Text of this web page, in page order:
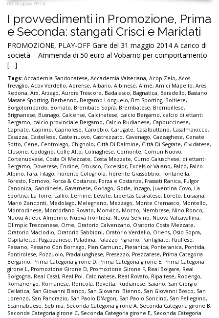
05 Giugno 2014
I provvedimenti in Promozione, Prima
e Seconda: stangati Crisci e Maridati
PROMOZIONE, PLAY-OFF Gare del 31 maggio 2014 A carico di
società – Ammenda di 50 euro al Vobarno per comportamento
[…]
Tags: Accademia Sandonatese, Accademia Valseriana, Acop Zelo, Acos
Treviglio, Acov Verdello, Adrense, Albano, Albinese, Almè, Amici Mapello, Ares
Redona, Arx, Arzago, Aurora Trescore, Badalasco, Bagnatica, Baradello, Basiano
Masate Sporting, Berbenno, Bergamp Longuelo, Bm Sporting, Boltiere,
Borgolombardo, Bornato, Brembate Sopra, Brembatese, Brembillese,
Brignanese, Busnago, Calcense, Calcinatese, calcio Bergamo, calcio dilettanti
Bergamo, calcio provinciale Bergamo, Calcio Rudianese, Cappuccinese,
Capriate, Caprino, Capriolese, Carobbio, Carugate, Casalbuttano, Casalmaiocco,
Casazza, Castellese, Castelnuovo, Castrezzato, Cavenago, Cazzaghese, Cenate
Sotto, Cene, Centrolago, Chignolo, Città Di Dalmine, Città Di Segrate, Cividatese,
Clusone, Codogno, Colle Alto, Colnaghese, Comonte, Comun Nuovo,
Cortenuovese, Costa Di Mezzate, Costa Mezzate, Curno Caluschese, dilettanti
Bergamo, Doverese, Endine, Erbusco, Excelsior, Excelsior Vaiano, Falco, Falco
Albino, Fara, Filago, Fiorente Colognola, Fiorente Grassobbio, Fontanella,
Foresto, Fornovo, Forza & Costanza, Forza e Costanza, Frassati Ranica, Fulgor
Canonica, Gandinese, Gavarnese, Gorlago, Gorle, Inzago, Juventina Covo, La
Sportiva, La Torre, Lallio, Lemine, Levate, Libertas Casiratese, Loreto, Luisiana,
Mario Zanconti, Medolago, Melegnano, Mezzago, Monte Cremasco, Montello,
Montodinese, Montorfano Rovato, Monvico, Mozzo, Nembrese, Nino Ronco,
Nuova Atletic Almenno, Nuova Frontiera, Nuova Selvino, Nuova Valcavallina,
Olimpic Trezzanese, Ome, Oratorio Calvenzano, Oratorio Costa Mezzate,
Oratorio Maclodio, Oratorio Sabbioni, Oratorio Verdello, Oriens, Osio Sopra,
Ospitaletto, Pagazzanese, Paladina, Palazzo Pignano, Pantigliate, Paullese,
Pessano, Pessano Con Bornago, Pian Camuno, Pieranica, Ponteranica, Pontida,
Pontirolese, Pozzuolo, Pradalunghese, Presezzo, Prezzatese, Prima Categoria
Bergamo, Prima Categoria girone D, Prima Categoria girone E, Prima Categoria
girone L, Promozione Girone D, Promozione Girone F, Real Bolgare, Real
Borgogna, Real Casal, Real Pol. Calcinatese, Real Rovato, Ripaltese, Rodengo,
Romanengo, Romanese, Roncola, Rovetta, Rudianese, Saiano, San Giorgio
Cellatica, San Giovanni Bianco, San Giovanni Bienno, San Giovanni Bosco, San
Lorenzo, San Pancrazio, San Paolo D'Argon, San Paolo Soncino, San Pellegrino,
Scannabuese, Sebinia, Seconda Categoria girone A, Seconda Categoria girone B,
Seconda Categoria girone C, Seconda Categoria girone E, Seconda Categoria